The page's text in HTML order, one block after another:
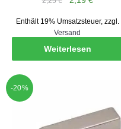
war:
2,25 €
ist:
2,19 €.
Enthält 19% Umsatzsteuer, zzgl.
Versand
Weiterlesen
-20%